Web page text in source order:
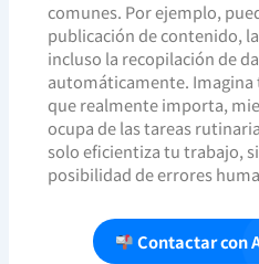
comunes. Por ejemplo,
publicación de contenido,
incluso la recopilación de
automáticamente.
que realmente importa,
ocupa de las tareas
solo eficientiza tu trabajo,
posibilidad de errores
Contactar con